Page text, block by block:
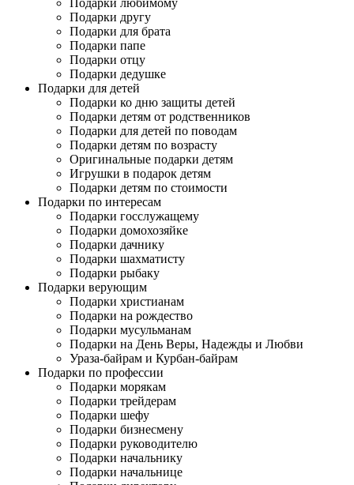
Подарки любимому
Подарки другу
Подарки для брата
Подарки папе
Подарки отцу
Подарки дедушке
Подарки для детей
Подарки ко дню защиты детей
Подарки детям от родственников
Подарки для детей по поводам
Подарки детям по возрасту
Оригинальные подарки детям
Игрушки в подарок детям
Подарки детям по стоимости
Подарки по интересам
Подарки госслужащему
Подарки домохозяйке
Подарки дачнику
Подарки шахматисту
Подарки рыбаку
Подарки верующим
Подарки христианам
Подарки на рождество
Подарки мусульманам
Подарки на День Веры, Надежды и Любви
Ураза-байрам и Курбан-байрам
Подарки по профессии
Подарки морякам
Подарки трейдерам
Подарки шефу
Подарки бизнесмену
Подарки руководителю
Подарки начальнику
Подарки начальнице